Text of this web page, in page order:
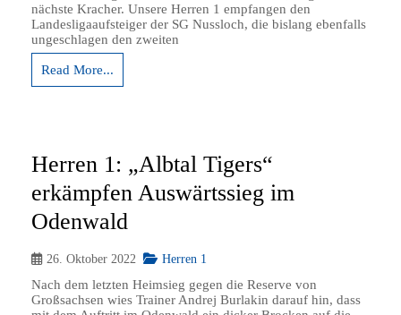
nächste Kracher. Unsere Herren 1 empfangen den
Landesligaaufsteiger der SG Nussloch, die bislang ebenfalls
ungeschlagen den zweiten
Read More...
Herren 1: „Albtal Tigers“
erkämpfen Auswärtssieg im
Odenwald
26. Oktober 2022
Herren 1
Nach dem letzten Heimsieg gegen die Reserve von
Großsachsen wies Trainer Andrej Burlakin darauf hin, dass